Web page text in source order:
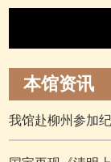
本馆资讯
我馆赴柳州参加